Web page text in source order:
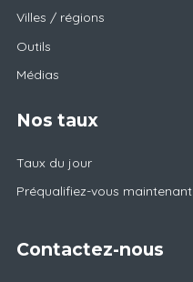
Villes / régions
Outils
Médias
Nos taux
Taux du jour
Préqualifiez-vous maintenant
Contactez-nous